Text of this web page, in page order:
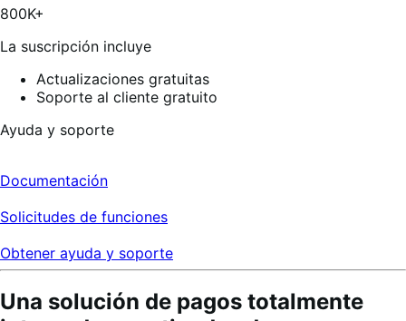
800K+
La suscripción incluye
Actualizaciones gratuitas
Soporte al cliente gratuito
Ayuda y soporte
Documentación
Solicitudes de funciones
Obtener ayuda y soporte
Una solución de pagos totalmente